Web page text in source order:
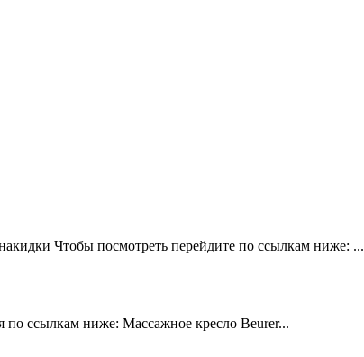
Чтобы посмотреть перейдите по ссылкам ниже: ...
по ссылкам ниже: Массажное кресло Beurer...